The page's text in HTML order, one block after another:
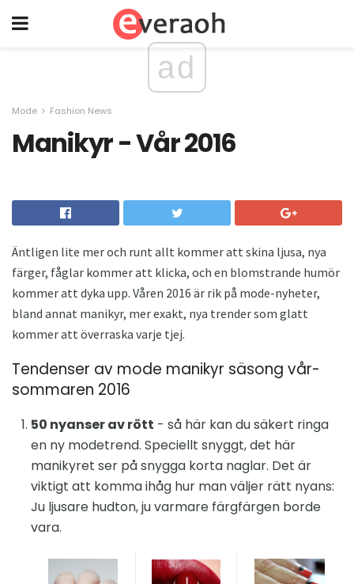
ad
Mode Fashion News
Manikyr - Vår 2016
Äntligen lite mer och runt allt kommer att skina ljusa, nya
färger, fåglar kommer att klicka, och en blomstrande humör
kommer att dyka upp. Våren 2016 är rik på mode-nyheter,
bland annat manikyr, mer exakt, nya trender som glatt
kommer att överraska varje tjej.
Tendenser av mode manikyr säsong vår-
sommaren 2016
50 nyanser av rött - så här kan du säkert ringa
en ny modetrend. Speciellt snyggt, det här
manikyret ser på snygga korta naglar. Det är
viktigt att komma ihåg hur man väljer rätt nyans:
Ju ljusare hudton, ju varmare färgfärgen borde
vara.